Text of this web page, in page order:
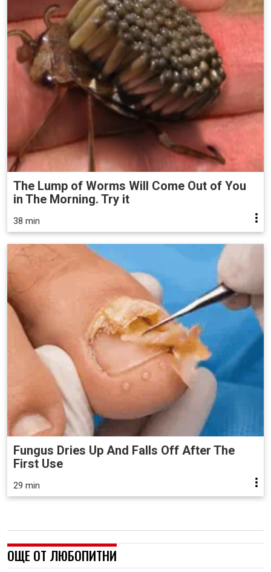
The Lump of Worms Will Come Out of You
in The Morning. Try it
38 min
Fungus Dries Up And Falls Off After The
First Use
29 min
ОЩЕ ОТ ЛЮБОПИТНИ